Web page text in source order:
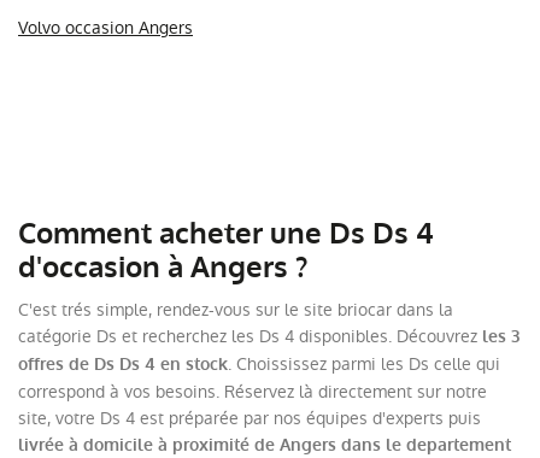
Volvo occasion Angers
Comment acheter une Ds Ds 4
d'occasion à Angers ?
C'est trés simple, rendez-vous sur le site briocar dans la
catégorie Ds et recherchez les Ds 4 disponibles. Découvrez les 3
offres de Ds Ds 4 en stock. Choississez parmi les Ds celle qui
correspond à vos besoins. Réservez là directement sur notre
site, votre Ds 4 est préparée par nos équipes d'experts puis
livrée à domicile à proximité de Angers dans le departement